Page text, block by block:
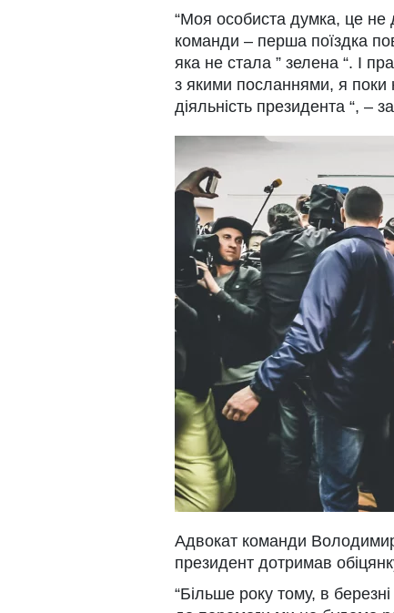
“Моя особиста думка, це
команди – перша поїздка
яка не стала ” зелена “. І
з якими посланнями, я
діяльність президента “, –
Адвокат команди
президент дотримав
“Більше року тому, в